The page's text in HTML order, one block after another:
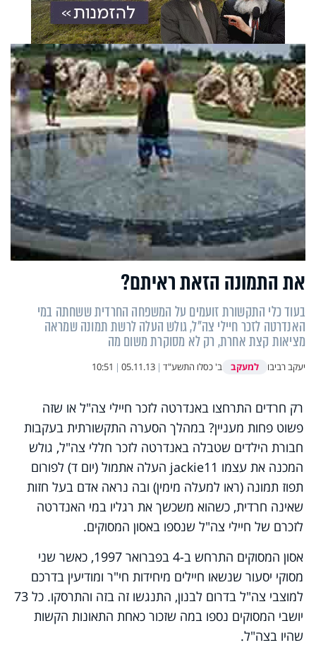
את התמונה הזאת ראיתם?
בעוד כלי התקשורת זועמים על המשפחה החרדית ששחתה במי
האנדרטה לזכר חיילי צה"ל, גולש העלה לרשת תמונה שמראה
מציאות קצת אחרת, רק לא מסוקרת משום מה
יעקב רביבו למעקב ב' כסלו התשע"ד |
05.11.13
|
10:51
רק חרדים התרחצו באנדרטה לזכר חיילי צה"ל או שזה
פשוט פחות מעניין? במהלך הסערה התקשורתית בעקבות
חבורת הילדים שטבלה באנדרטה לזכר חללי צה"ל, גולש
המכנה את עצמו jackie11 העלה אתמול (יום ד) לפורום
תפוז תמונה (ראו למעלה מימין) ובה נראה אדם בעל חזות
שאינה חרדית, כשהוא משכשך את רגליו במי האנדרטה
לזכרם של חיילי צה"ל שנספו באסון המסוקים.
אסון המסוקים התרחש ב-4 בפברואר 1997, כאשר שני
מסוקי יסעור שנשאו חיילים מיחידות חי"ר ומודיעין בדרכם
למוצבי צה"ל בדרום לבנון, התנגשו זה בזה והתרסקו. כל 73
יושבי המסוקים נספו במה שזכור כאחת התאונות הקשות
שהיו בצה"ל.